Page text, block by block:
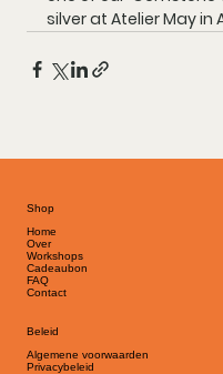
silver at Atelier May in
Shop
Home
Over
Workshops
Cadeaubon
FAQ
Contact
Beleid
Algemene voorwaarden
Privacybeleid